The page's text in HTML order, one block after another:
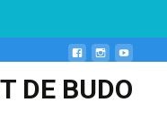
DE BUDO